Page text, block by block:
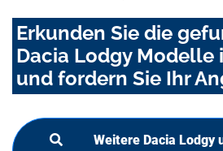
Erkunden Sie die
Dacia Lodgy Modelle
und fordern Sie Ihr
Weitere Dacia Lodgy